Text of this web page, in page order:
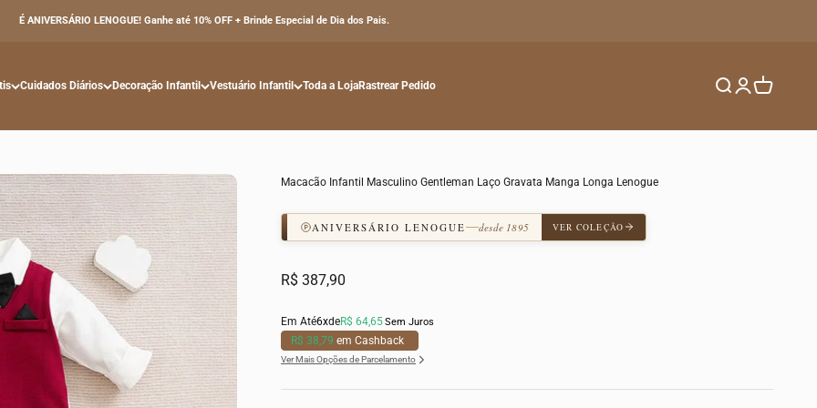
É ANIVERSÁRIO LENOGUE! Ganhe até 10% OFF + Brinde Especial de Dia dos Pais.
Cuidados Diários Decoração Infantil Vestuário Infantil Toda a LojaRastrear Pedido
BuscarEntrarCarrinho
Macacão Infantil Masculino Gentleman Laço Gravata Manga Longa Lenogue
ANIVERSÁRIO LENOGUE desde 1895 VER COLEÇÃO
Preço promocional
R$ 387,90
Em Até6xdeR$ 64,65Sem Juros
R$ 38,79 em Cashback
Ver Mais Opções de Parcelamento